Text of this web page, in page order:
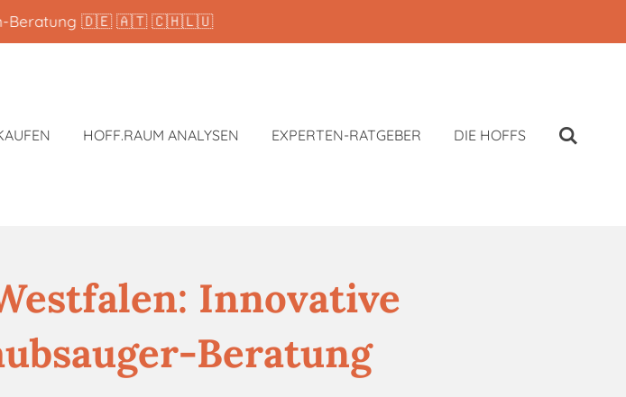
Beratung 🇩🇪 🇦🇹 🇨🇭🇱🇺
HOFF.RAUM ANALYSEN EXPERTEN-RATGEBER DIE HOFFS
Innovative
Beratung